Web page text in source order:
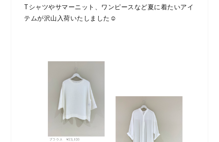
Tシャツやサマーニット、ワンピースなど夏に着たいアイ
テムが沢山入荷いたしました☺︎